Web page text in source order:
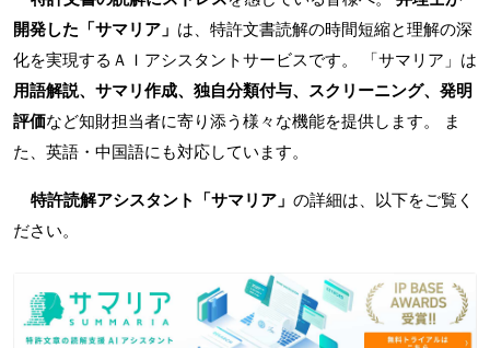
開発した「サマリア」 は、特許文書読解の時間短縮と理解の深
化を実現するＡＩアシスタントサービスです。 「サマリア」は
用語解説、サマリ作成、独自分類付与、スクリーニング、発明
評価など知財担当者に寄り添う様々な機能を提供します。 ま
た、英語・中国語にも対応しています。
特許読解アシスタント「サマリア」 の詳細は、以下をご覧く
ださい。